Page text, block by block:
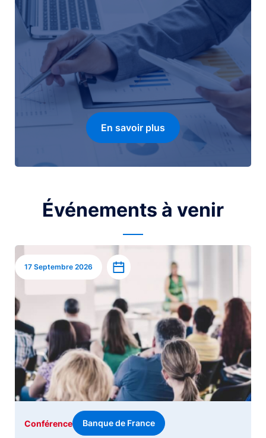
En savoir plus
Événements à venir
Image
17 Septembre 2026 Ajouter à l’agenda
Conférence Banque de France